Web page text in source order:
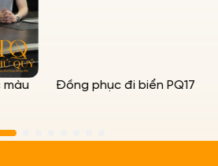
màu
Đồng phục đi biển PQ17